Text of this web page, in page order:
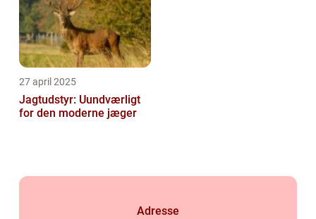
27 april 2025
Jagtudstyr: Uundværligt
for den moderne jæger
Adresse